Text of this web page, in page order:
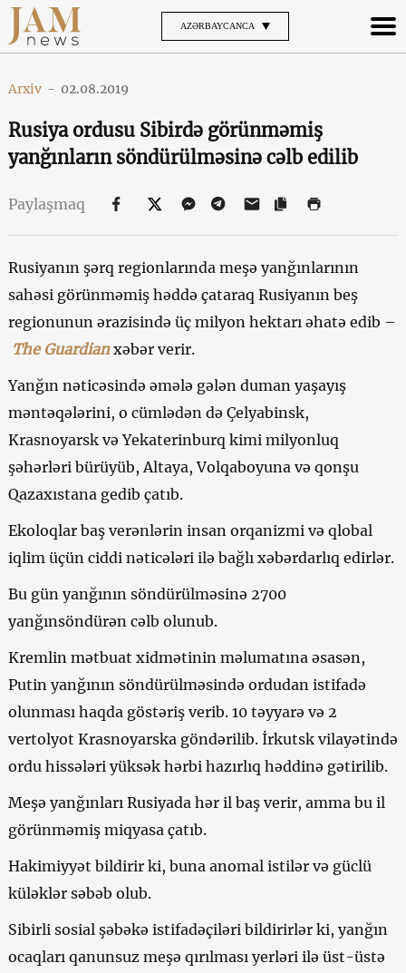
AZƏRBAYCANCA
Arxiv - 02.08.2019
Rusiya ordusu Sibirdə görünməmiş
yanğınların söndürülməsinə cəlb edilib
Paylaşmaq
Rusiyanın şərq regionlarında meşə yanğınlarının
sahəsi görünməmiş həddə çataraq Rusiyanın beş
regionunun ərazisində üç milyon hektarı əhatə edib –
The Guardianxəbər verir.
Yanğın nəticəsində əmələ gələn duman yaşayış
məntəqələrini, o cümlədən də Çelyabinsk,
Krasnoyarsk və Yekaterinburq kimi milyonluq
şəhərləri bürüyüb, Altaya, Volqaboyuna və qonşu
Qazaxıstana gedib çatıb.
Ekoloqlar baş verənlərin insan orqanizmi və qlobal
iqlim üçün ciddi nəticələri ilə bağlı xəbərdarlıq edirlər.
Bu gün yanğının söndürülməsinə 2700
yanğınsöndürən cəlb olunub.
Kremlin mətbuat xidmətinin məlumatına əsasən,
Putin yanğının söndürülməsində ordudan istifadə
olunması haqda göstəriş verib. 10 təyyarə və 2
vertolyot Krasnoyarska göndərilib. İrkutsk vilayətində
ordu hissələri yüksək hərbi hazırlıq həddinə gətirilib.
Meşə yanğınları Rusiyada hər il baş verir, amma bu il
görünməmiş miqyasa çatıb.
Hakimiyyət bildirir ki, buna anomal istilər və güclü
küləklər səbəb olub.
Sibirli sosial şəbəkə istifadəçiləri bildirirlər ki, yanğın
ocaqları qanunsuz meşə qırılması yerləri ilə üst-üstə